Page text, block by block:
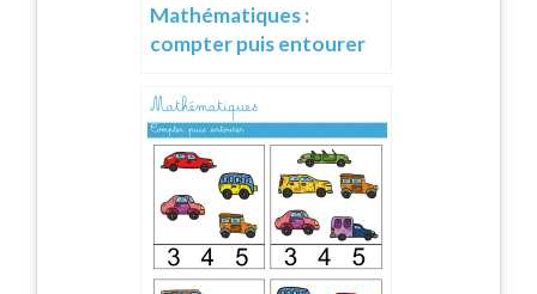
Mathématiques :
compter puis entourer